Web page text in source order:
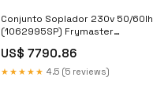
Conjunto Soplador 230v 50/60lh
(1062995SP) Frymaster
US$ 7790.86
★★★★★ 4.5 (5 reviews)